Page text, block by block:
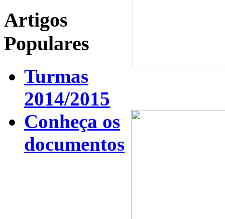
Artigos
Populares
Turmas
2014/2015
Conheça os
documentos